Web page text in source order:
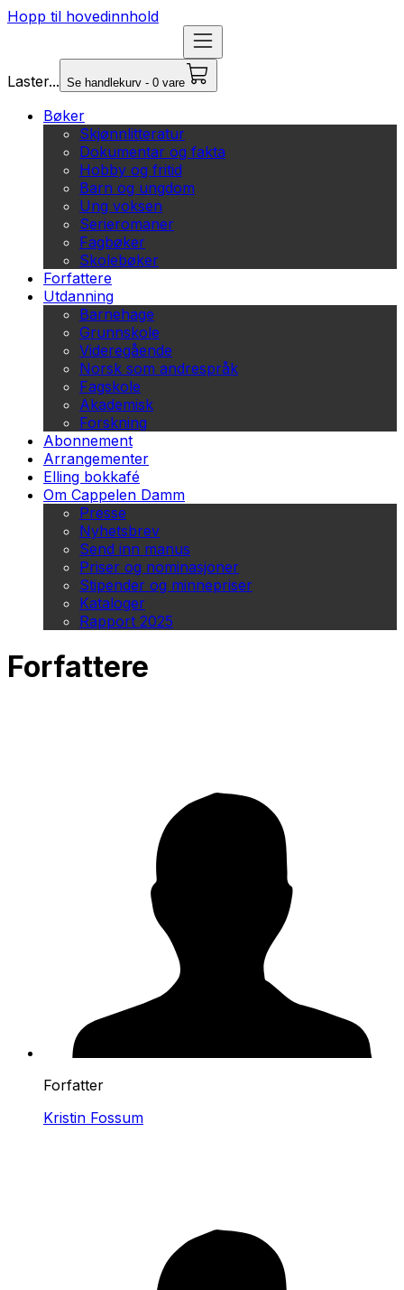
Hopp til hovedinnhold
Laster... Se handlekurv - 0 vare
Bøker
Skjønnlitteratur
Dokumentar og fakta
Hobby og fritid
Barn og ungdom
Ung voksen
Serieromaner
Fagbøker
Skolebøker
Forfattere
Utdanning
Barnehage
Grunnskole
Videregående
Norsk som andrespråk
Fagskole
Akademisk
Forskning
Abonnement
Arrangementer
Elling bokkafé
Om Cappelen Damm
Presse
Nyhetsbrev
Send inn manus
Priser og nominasjoner
Stipender og minnepriser
Kataloger
Rapport 2025
Forfattere
Forfatter
Kristin Fossum